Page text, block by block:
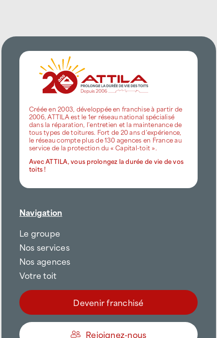
Créée en 2003, développée en franchise à partir de
2006, ATTILA est le 1er réseau national spécialisé
dans la réparation, l’entretien et la maintenance de
tous types de toitures. Fort de 20 ans d’expérience,
le réseau compte plus de 130 agences en France au
service de la protection du « Capital-toit ».
Avec ATTILA, vous prolongez la durée de vie de vos
toits !
Navigation
Le groupe
Nos services
Nos agences
Votre toit
Devenir franchisé
Rejoignez-nous